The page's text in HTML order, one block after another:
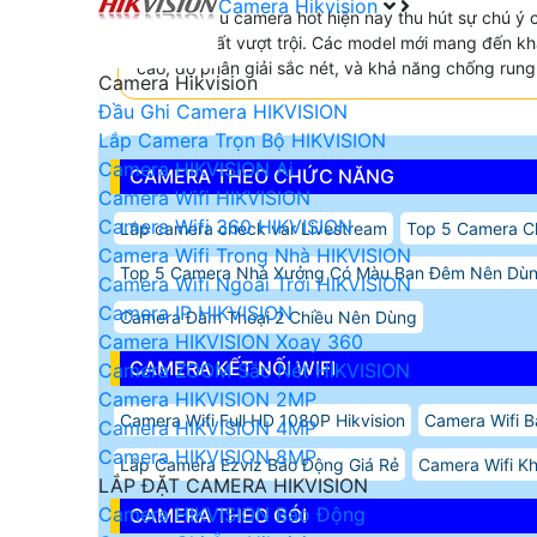
Camera Hikvision
Camera Hikvision
Đầu Ghi Camera HIKVISION
Lắp Camera Trọn Bộ HIKVISION
Camera HIKVISION Ai
Camera Wifi HIKVISION
Camera Wifi 360 HIKVISION
Camera Wifi Trong Nhà HIKVISION
Camera Wifi Ngoài Trời HIKVISION
Camera IP HIKVISION
Camera HIKVISION Xoay 360
Camera ZOOM Sắc Nét HIKVISION
Camera HIKVISION 2MP
Camera HIKVISION 4MP
Camera HIKVISION 8MP
LẮP ĐẶT CAMERA HIKVISION
Camera HIKVISION Báo Động
Những mẫu camera hot hiện nay thu hút sự chú ý
và hiệu suất vượt trội. Các model mới mang đến
cao, độ phân giải sắc nét, và khả năng chống
CAMERA THEO CHỨC NĂNG
Lắp camera check var Livestream Top 5 Camera
Top 5 Camera Nhà Xưởng Có Màu Ban Đêm Nên
Camera Đàm Thoại 2 Chiều Nên Dùng
CAMERA KẾT NỐI WIFI
Camera Wifi Full HD 1080P Hikvision Camera Wifi
Lắp Camera Ezviz Báo Động Giá Rẻ Camera Wifi
CAMERA THEO GÓI